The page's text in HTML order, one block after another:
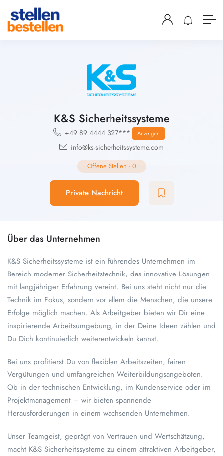
K&S Sicherheitssysteme
+49 89 4444 327*** Anzeigen
info@ks-sicherheitssysteme.com
Offene Stellen - 0
Private Nachricht
Über das Unternehmen
K&S Sicherheitssysteme ist ein führendes Unternehmen im
Bereich moderner Sicherheitstechnik, das innovative Lösungen
mit langjähriger Erfahrung vereint. Bei uns steht nicht nur die
Technik im Fokus, sondern vor allem die Menschen, die unsere
Erfolge möglich machen. Als Arbeitgeber bieten wir Dir eine
inspirierende Arbeitsumgebung, in der Deine Ideen zählen und
Du Dich kontinuierlich weiterentwickeln kannst.
Bei uns profitierst Du von flexiblen Arbeitszeiten, fairen
Vergütungen und umfangreichen Weiterbildungsangeboten.
Ob in der technischen Entwicklung, im Kundenservice oder im
Projektmanagement – wir bieten spannende
Herausforderungen in einem wachsenden Unternehmen.
Unser Teamgeist, geprägt von Vertrauen und Wertschätzung,
macht K&S Sicherheitssysteme zu einem attraktiven Arbeitgeber,